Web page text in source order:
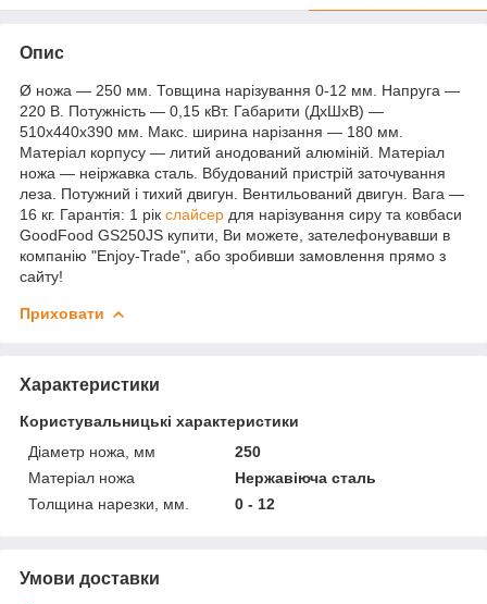
Опис
Ø ножа — 250 мм. Товщина нарізування 0-12 мм. Напруга —
220 В. Потужність — 0,15 кВт. Габарити (ДхШхВ) —
510х440х390 мм. Макс. ширина нарізання — 180 мм.
Матеріал корпусу — литий анодований алюміній. Матеріал
ножа — неіржавка сталь. Вбудований пристрій заточування
леза. Потужний і тихий двигун. Вентильований двигун. Вага —
16 кг. Гарантія: 1 рік слайсер для нарізування сиру та ковбаси
GoodFood GS250JS купити, Ви можете, зателефонувавши в
компанію "Enjoy-Trade", або зробивши замовлення прямо з
сайту!
Приховати
Характеристики
Користувальницькі характеристики
Діаметр ножа, мм
250
Матеріал ножа
Нержавіюча сталь
Толщина нарезки, мм.
0 - 12
Умови доставки